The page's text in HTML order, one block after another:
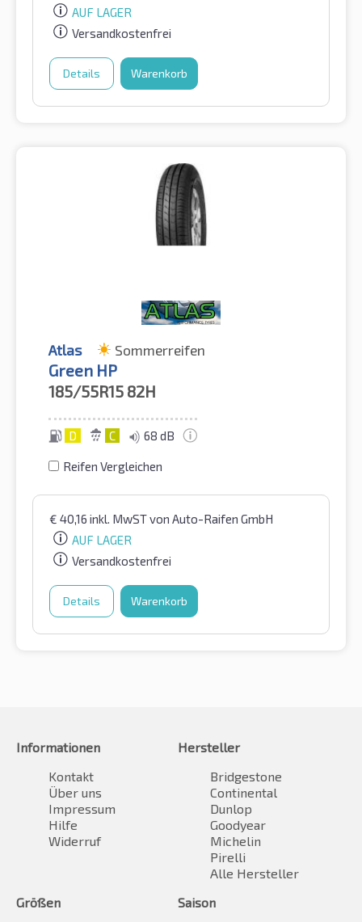
AUF LAGER
Versandkostenfrei
Details Warenkorb
Atlas Sommerreifen
Green HP
185/55R15 82H
D C 68 dB
Reifen Vergleichen
€ 40,16 inkl. MwSTvon Auto-Raifen GmbH
AUF LAGER
Versandkostenfrei
Details Warenkorb
Informationen
Kontakt
Über uns
Impressum
Hilfe
Widerruf
Hersteller
Bridgestone
Continental
Dunlop
Goodyear
Michelin
Pirelli
Alle Hersteller
Größen
Saison